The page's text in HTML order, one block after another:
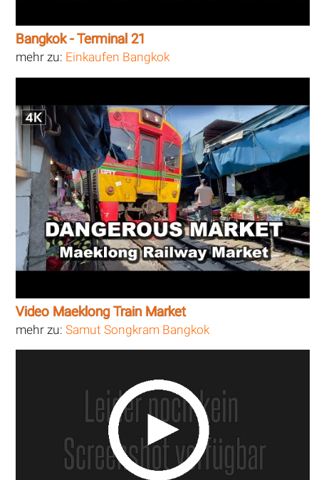
Bangkok - Terminal 21
mehr zu: Einkaufen Bangkok
Video Maeklong Train Market
mehr zu:Samut Songkram Bangkok